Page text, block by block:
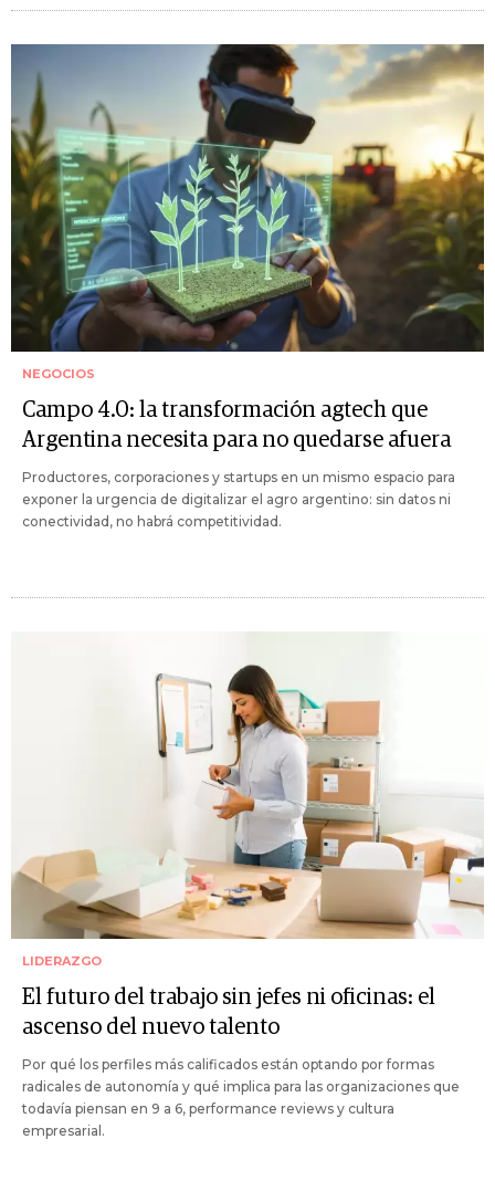
NEGOCIOS
Campo 4.0: la transformación agtech que
Argentina necesita para no quedarse afuera
Productores, corporaciones y startups en un mismo espacio para
exponer la urgencia de digitalizar el agro argentino: sin datos ni
conectividad, no habrá competitividad.
LIDERAZGO
El futuro del trabajo sin jefes ni oficinas: el
ascenso del nuevo talento
Por qué los perfiles más calificados están optando por formas
radicales de autonomía y qué implica para las organizaciones que
todavía piensan en 9 a 6, performance reviews y cultura
empresarial.